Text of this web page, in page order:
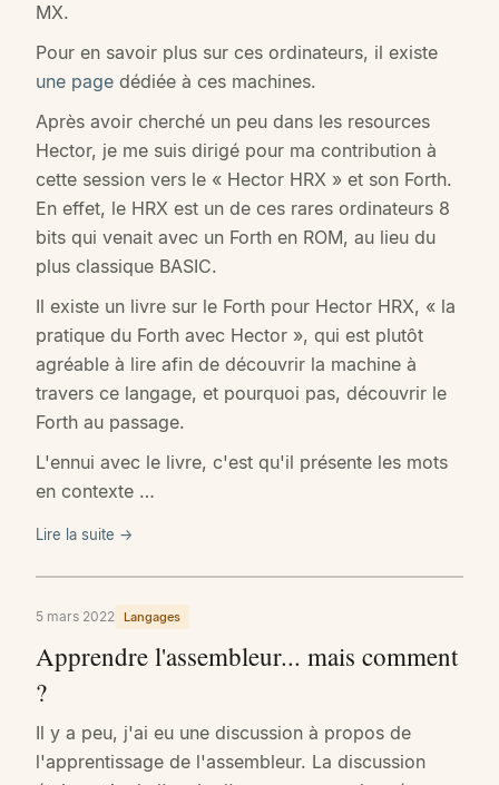
MX.
Pour en savoir plus sur ces ordinateurs, il existe
une page dédiée à ces machines.
Après avoir cherché un peu dans les resources
Hector, je me suis dirigé pour ma contribution à
cette session vers le « Hector HRX » et son Forth.
En effet, le HRX est un de ces rares ordinateurs 8
bits qui venait avec un Forth en ROM, au lieu du
plus classique BASIC.
Il existe un livre sur le Forth pour Hector HRX, « la
pratique du Forth avec Hector », qui est plutôt
agréable à lire afin de découvrir la machine à
travers ce langage, et pourquoi pas, découvrir le
Forth au passage.
L'ennui avec le livre, c'est qu'il présente les mots
en contexte …
Lire la suite →
5 mars 2022 Langages
Apprendre l'assembleur... mais comment
?
Il y a peu, j'ai eu une discussion à propos de
l'apprentissage de l'assembleur. La discussion